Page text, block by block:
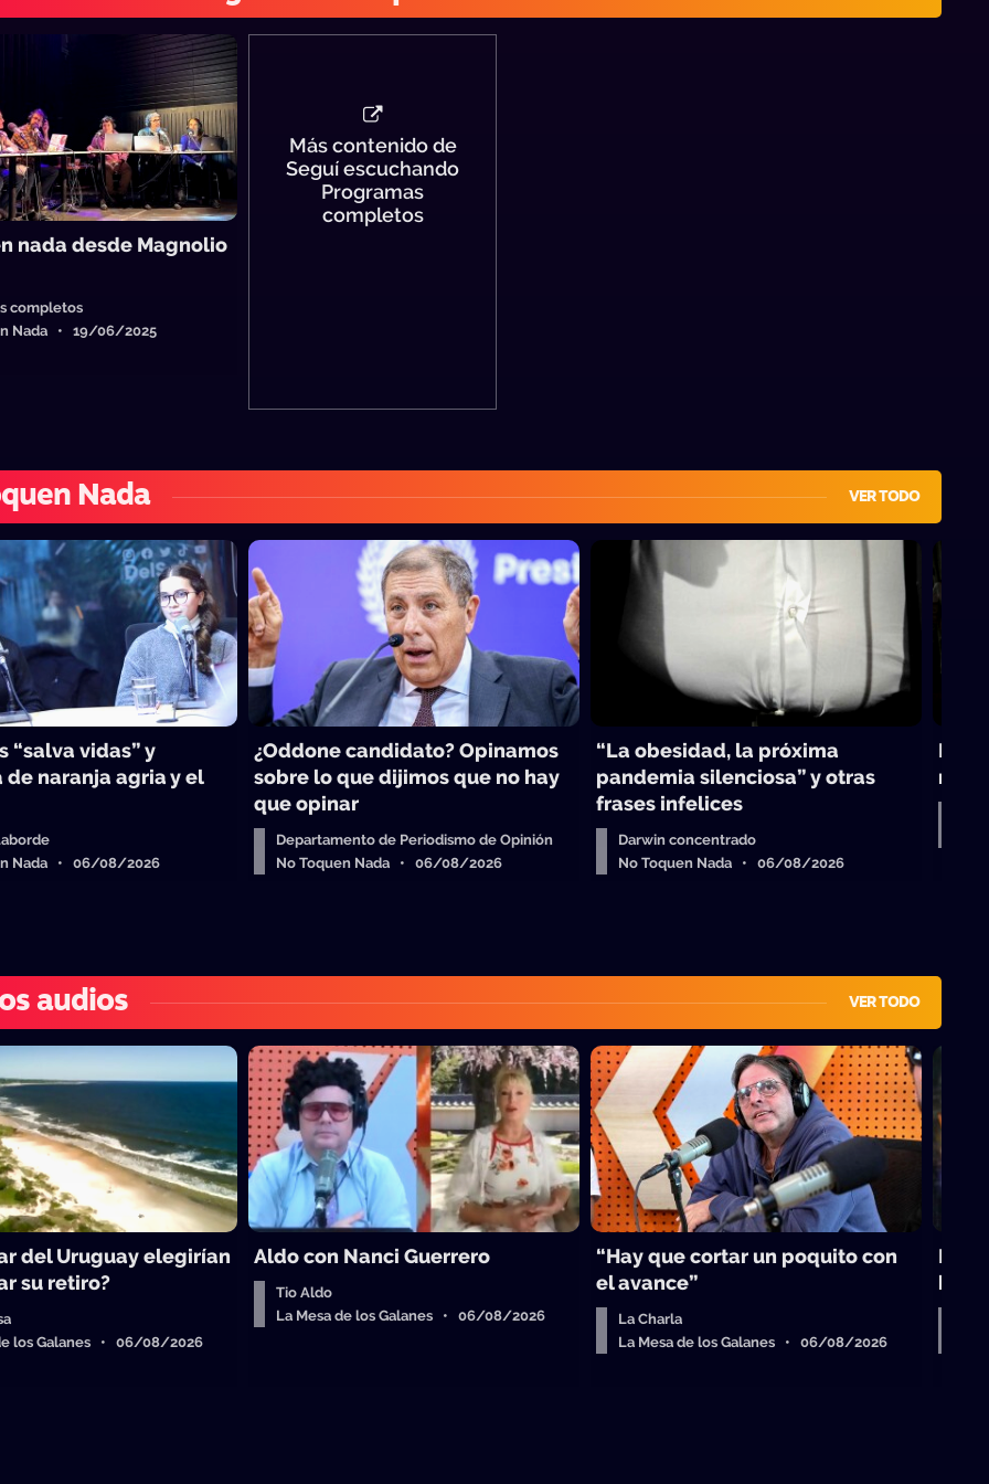
nada desde Magnolio
completos
Nada • 19/06/2025
Más contenido de
Seguí escuchando
Programas
completos
Nada VER TODO
“salva vidas” y
naranja agria y el
Nada • 06/08/2026
¿Oddone candidato? Opinamos
sobre lo que dijimos que no hay
que opinar
Departamento de Periodismo de Opinión
No Toquen Nada • 06/08/2026
“La obesidad, la próxima
pandemia silenciosa” y otras
frases infelices
Darwin concentrado
No Toquen Nada • 06/08/2026
audios VER TODO
del Uruguay elegirían
su retiro?
los Galanes • 06/08/2026
Aldo con Nanci Guerrero
Tio Aldo
La Mesa de los Galanes • 06/08/2026
“Hay que cortar un poquito con
el avance”
La Charla
La Mesa de los Galanes • 06/08/2026